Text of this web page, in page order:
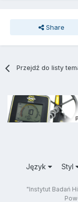
Share
Przejdź do listy
Język Styl
"Instytut Badań